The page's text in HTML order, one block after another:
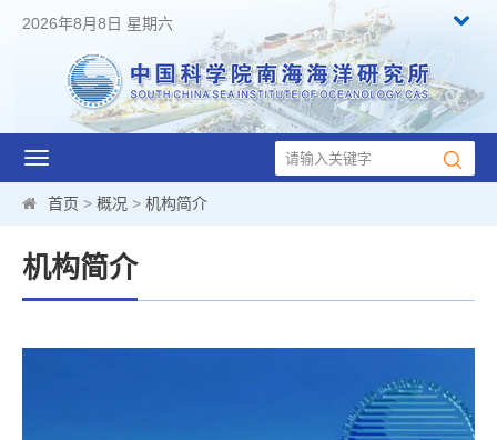
2026年8月8日 星期六
Toggle
navigation
首页 > 概况 > 机构简介
机构简介